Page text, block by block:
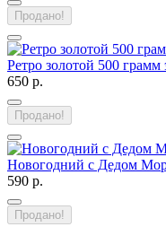
Продано!
Ретро золотой 500 грамм
650 р.
Продано!
Новогодний с Дедом
590 р.
Продано!